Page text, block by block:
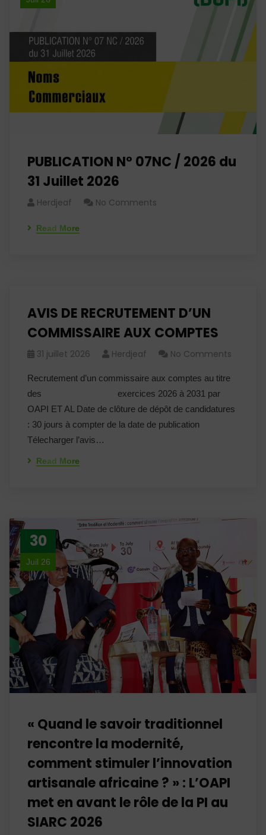
PUBLICATION N° 07NC / 2026 du
31 Juillet 2026
Herdjeaf No Comments
Read More
AVIS DE RECRUTEMENT D’UN
COMMISSAIRE AUX COMPTES
31 juillet 2026 Herdjeaf No Comments
Recrutement d’un commissaire aux comptes au titre
des exercices 2026 à 2031 par
OAPI ET AL Date de clôture de dépôt de candidatures
: 30 jours à compter de la date de publication
Télecharger l’avis…
Read More
30
Juil 26
« Quand le savoir traditionnel
rencontre la modernité,
comment stimuler l’innovation
artisanale africaine ? » : L’OAPI
met en avant le rôle de la PI au
SIARC 2026